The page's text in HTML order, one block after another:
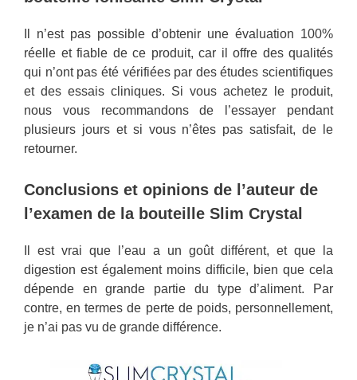
Il n’est pas possible d’obtenir une évaluation 100%
réelle et fiable de ce produit, car il offre des qualités
qui n’ont pas été vérifiées par des études scientifiques
et des essais cliniques. Si vous achetez le produit,
nous vous recommandons de l’essayer pendant
plusieurs jours et si vous n’êtes pas satisfait, de le
retourner.
Conclusions et opinions de l’auteur de
l’examen de la bouteille Slim Crystal
Il est vrai que l’eau a un goût différent, et que la
digestion est également moins difficile, bien que cela
dépende en grande partie du type d’aliment. Par
contre, en termes de perte de poids, personnellement,
je n’ai pas vu de grande différence.